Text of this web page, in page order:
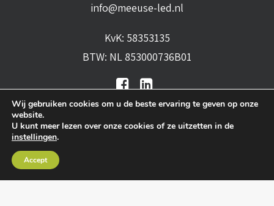
info@meeuse-led.nl
KvK: 58353135
BTW: NL 853000736B01
leveringsvoorwaarden
Wij gebruiken cookies om u de beste ervaring te geven op onze
website.
U kunt meer lezen over onze cookies of ze uitzetten in de
instellingen.
Accept